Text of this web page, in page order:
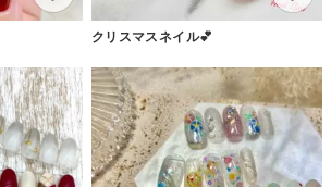
クリスマスネイル💕